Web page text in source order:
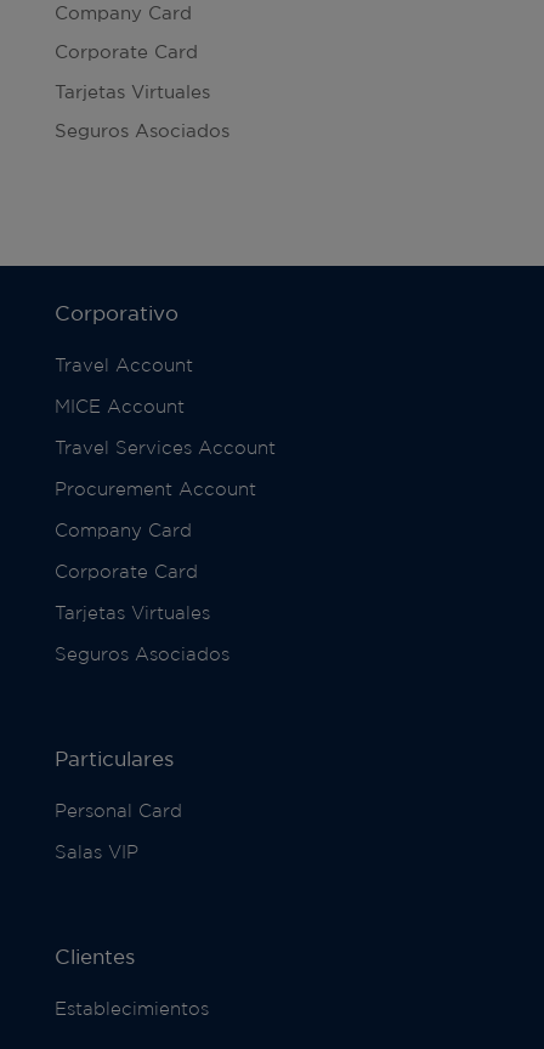
Company Card
Corporate Card
Tarjetas Virtuales
Seguros Asociados
Corporativo
Travel Account
MICE Account
Travel Services Account
Procurement Account
Company Card
Corporate Card
Tarjetas Virtuales
Seguros Asociados
Particulares
Personal Card
Salas VIP
Clientes
Establecimientos